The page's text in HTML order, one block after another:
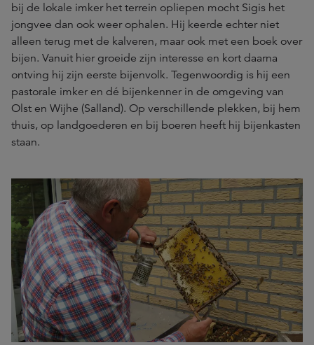
bij de lokale imker het terrein opliepen mocht Sigis het
jongvee dan ook weer ophalen. Hij keerde echter niet
alleen terug met de kalveren, maar ook met een boek over
bijen. Vanuit hier groeide zijn interesse en kort daarna
ontving hij zijn eerste bijenvolk. Tegenwoordig is hij een
pastorale imker en dé bijenkenner in de omgeving van
Olst en Wijhe (Salland). Op verschillende plekken, bij hem
thuis, op landgoederen en bij boeren heeft hij bijenkasten
staan.